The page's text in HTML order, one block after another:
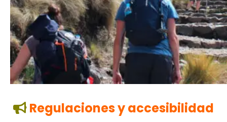
Regulaciones y accesibilidad